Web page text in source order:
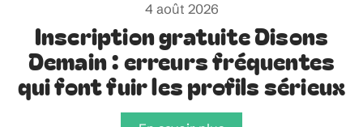
4 août 2026
Inscription gratuite Disons
Demain : erreurs fréquentes
qui font fuir les profils sérieux